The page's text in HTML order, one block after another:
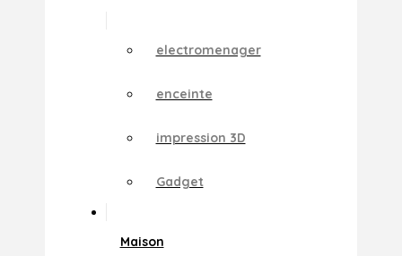
electromenager
enceinte
impression 3D
Gadget
Maison